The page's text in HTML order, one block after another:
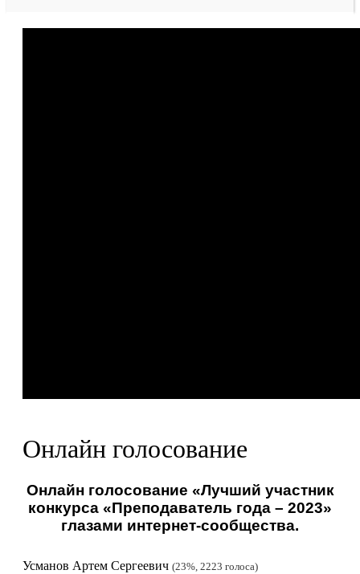
Онлайн голосование
Онлайн голосование «Лучший участник
конкурса «Преподаватель года – 2023»
глазами интернет-сообщества.
Усманов Артем Сергеевич 23%, 2223 голоса